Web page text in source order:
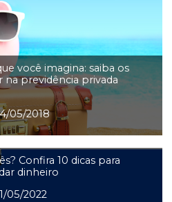
você imagina: saiba os
na previdência privada
05/2018
Confira 10 dicas para
dinheiro
05/2022